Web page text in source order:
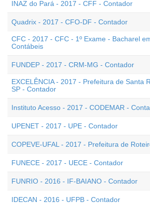
INAZ do Pará - 2017 - CFF - Contador
Quadrix - 2017 - CFO-DF - Contador
CFC - 2017 - CFC - 1º Exame - Bacharel
Contábeis
FUNDEP - 2017 - CRM-MG - Contador
EXCELÊNCIA - 2017 - Prefeitura de Santa
SP - Contador
Instituto Acesso - 2017 - CODEMAR -
UPENET - 2017 - UPE - Contador
COPEVE-UFAL - 2017 - Prefeitura de
FUNECE - 2017 - UECE - Contador
FUNRIO - 2016 - IF-BAIANO - Contador
IDECAN - 2016 - UFPB - Contador